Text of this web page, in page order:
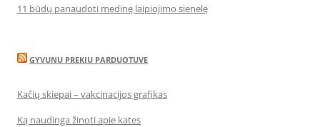
11 būdų panaudoti medinę laipiojimo sienelę
GYVUNU PREKIU PARDUOTUVE
Kačių skiepai – vakcinacijos grafikas
Ką naudinga žinoti apie kates